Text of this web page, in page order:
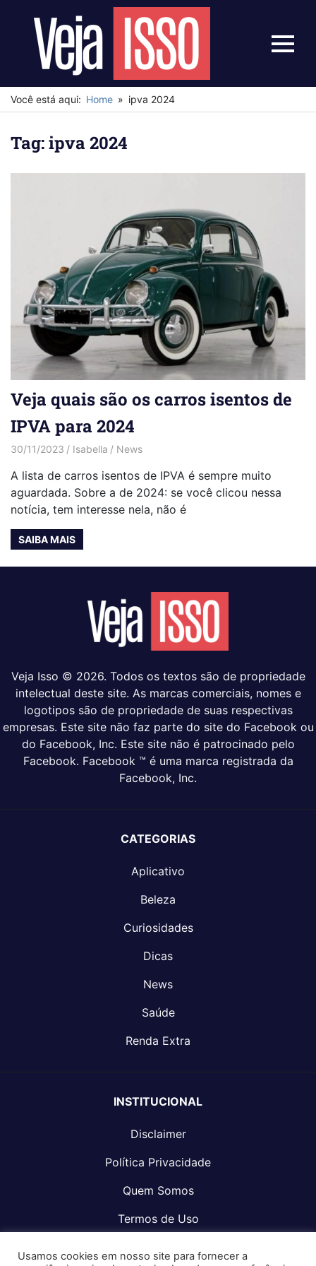
content
Veja
Isso
Menu
Você está aqui: Home ipva 2024
Tag:ipva 2024
Veja quais são os carros isentos de
IPVA para 2024
30/11/2023 Isabella News
A lista de carros isentos de IPVA é sempre muito
aguardada. Sobre a de 2024: se você clicou nessa
notícia, tem interesse nela, não é
SAIBA MAIS
Veja Isso © 2026. Todos os textos são de propriedade
intelectual deste site. As marcas comerciais, nomes e
logotipos são de propriedade de suas respectivas
empresas. Este site não faz parte do site do Facebook ou
do Facebook, Inc. Este site não é patrocinado pelo
Facebook. Facebook ™ é uma marca registrada da
Facebook, Inc.
CATEGORIAS
Aplicativo
Beleza
Curiosidades
Dicas
News
Saúde
Renda Extra
INSTITUCIONAL
Disclaimer
Política Privacidade
Quem Somos
Termos de Uso
Usamos cookies em nosso site para fornecer a